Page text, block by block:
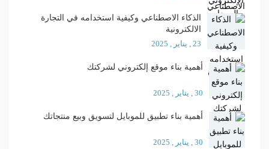
الذكاء الاصطناعي وكيفية استخدامه في التجارة
الالكترونية
23 , يناير , 2025
أهمية بناء موقع إلكتروني لشركتك
30 , يناير , 2025
أهمية بناء تطبيق للموبايل لتسويق وبيع منتجاتك
30 , يناير , 2025